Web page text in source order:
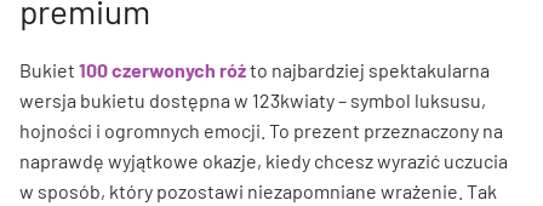
premium
Bukiet 100 czerwonych różto najbardziej spektakularna
wersja bukietu dostępna w 123kwiaty – symbol luksusu,
hojności i ogromnych emocji. To prezent przeznaczony na
naprawdę wyjątkowe okazje, kiedy chcesz wyrazić uczucia
w sposób, który pozostawi niezapomniane wrażenie. Tak